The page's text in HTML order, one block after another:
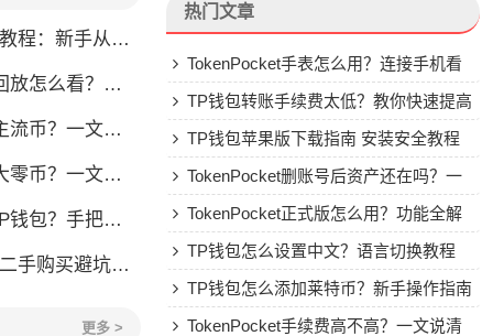
从零学会钱包操作
文教你轻松找回
币？一文看懂
文教你轻松操作
把手教你安全转入
购买避坑指南
更多 >
热门文章
TokenPocket手表怎么用？连接手机看
行情教程
TP钱包转账手续费太低？教你快速提高
Gas费
TP钱包苹果版下载指南 安装安全教程
TokenPocket删账号后资产还在吗？一
文讲清楚
TokenPocket正式版怎么用？功能全解
析与安全使用指南
TP钱包怎么设置中文？语言切换教程
TP钱包怎么添加莱特币？新手操作指南
TokenPocket手续费高不高？一文说清